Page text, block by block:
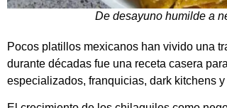
De desayuno humilde a
Pocos platillos mexicanos han vivido una
durante décadas fue una receta casera
especializados, franquicias, dark kitchens